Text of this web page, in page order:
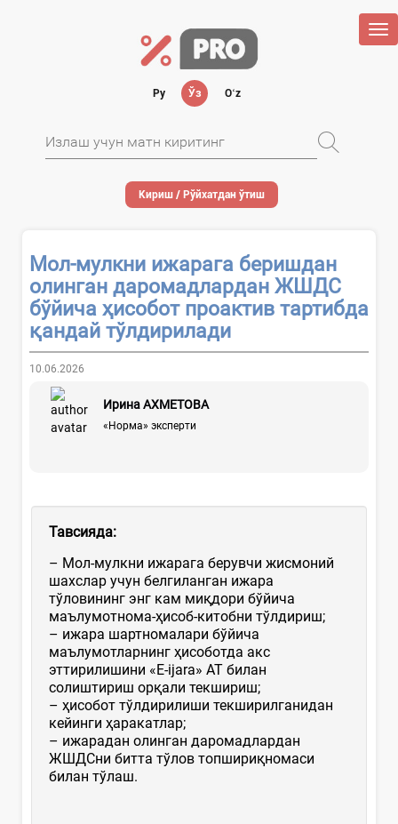
Ру Ўз Oʻz
Кириш / Рўйхатдан ўтиш
Мол-мулкни ижарага беришдан
олинган даромадлардан ЖШДС
бўйича ҳисобот проактив тартибда
қандай тўлдирилади
10.06.2026
Ирина АХМЕТОВА
«Норма» эксперти
Тавсияда:
– Мол-мулкни ижарага берувчи жисмоний
шахслар учун белгиланган ижара
тўловининг энг кам миқдори бўйича
маълумотнома-ҳисоб-китобни тўлдириш;
– ижара шартномалари бўйича
маълумотларнинг ҳисоботда акс
эттирилишини «E-ijara» АТ билан
солиштириш орқали текшириш;
– ҳисобот тўлдирилиши текширилганидан
кейинги ҳаракатлар;
– ижарадан олинган даромадлардан
ЖШДСни битта тўлов топшириқномаси
билан тўлаш.